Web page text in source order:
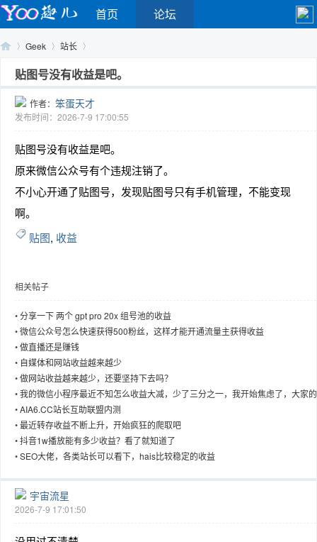
首页 论坛
Geek
›
站长
›
贴图号没有收益是吧。
作者： 笨蛋天才
发布时间：2026-7-9 17:00:55
贴图号没有收益是吧。
原来微信公众号有个违规注销了。
不小心开通了贴图号，发现贴图号只有手机管理，不能变现
啊。
贴图, 收益
相关帖子
•分享一下 两个 gpt pro 20x 组号池的收益
•微信公众号怎么快速获得500粉丝，这样才能开通流量主获得收益
•做直播还是赚钱
• 自媒体和网站收益越来越少
•做网站收益越来越少，还要坚持下去吗？
•我的微信小程序最近不知怎么收益大减，少了三分之一，我开始焦虑了，大家
信小程序收益有没有减少
•AIA6.CC站长互助联盟内测
•最近转存收益不断上升，开始疯狂的爬取吧
•抖音1w播放能有多少收益？看了就知道了
•SEO大佬，各类站长可以看下，hais比较稳定的收益
宇宙流星
2026-7-9 17:01:50